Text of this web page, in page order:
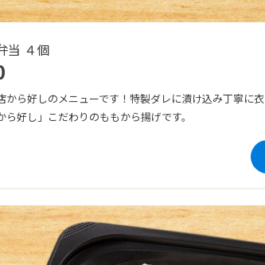
当 ４個
から好しのメニューです！特製ダレに漬け込み丁寧に衣
ら好し」こだわりのももから揚げです。